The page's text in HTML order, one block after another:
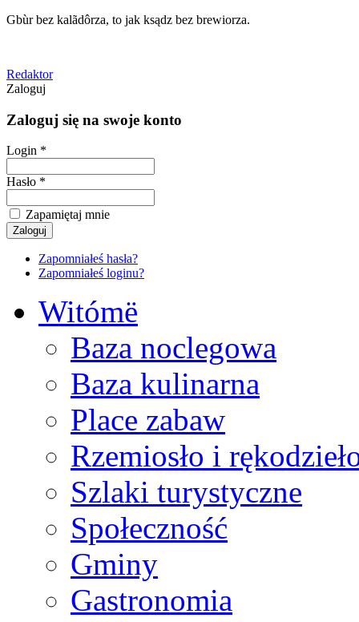
Gbùr bez kalãdôrza, to jak ksądz bez brewiorza.
Redaktor
Zaloguj
Zaloguj się na swoje konto
Login *
Hasło *
Zapamiętaj mnie
Zapomniałeś hasła?
Zapomniałeś loginu?
Witómë
Baza noclegowa
Baza kulinarna
Place zabaw
Rzemiosło i
Szlaki turystyczne
Społeczność
Gminy
Gastronomia